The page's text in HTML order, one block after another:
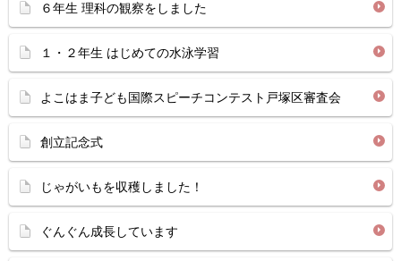
６年生 理科の観察をしました
１・２年生 はじめての水泳学習
よこはま子ども国際スピーチコンテスト戸塚区審査会
創立記念式
じゃがいもを収穫しました！
ぐんぐん成長しています